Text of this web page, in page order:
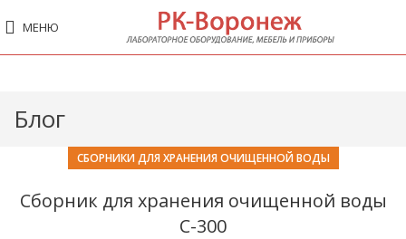
МЕНЮ
Блог
СБОРНИКИ ДЛЯ ХРАНЕНИЯ ОЧИЩЕННОЙ ВОДЫ
Сборник для хранения очищенной воды
С-300